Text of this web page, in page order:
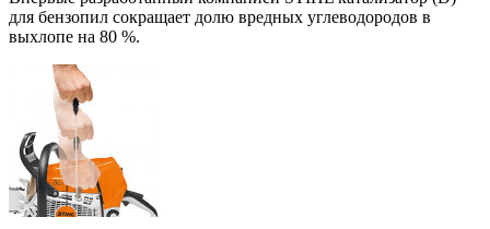
для бензопил сокращает долю вредных углеводородов в
выхлопе на 80 %.